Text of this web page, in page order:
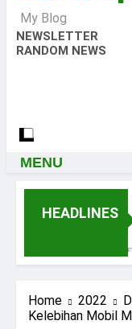
My Blog
NEWSLETTER
RANDOM NEWS
MENU
HEADLINES
Home 2022
Kelebihan Mobil